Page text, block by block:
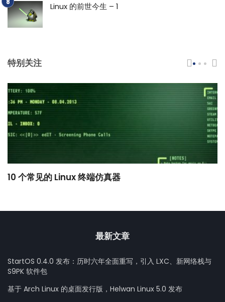
Linux 的前世今生 – 1
特别关注
10 个常见的 Linux 终端仿真器
最新文章
StartOS 0.4.0 发布：历时六年全面重写，引入 LXC、新网络栈与
S9PK 软件包
基于 Arch Linux 的桌面发行版，Helwan Linux 5.0 发布